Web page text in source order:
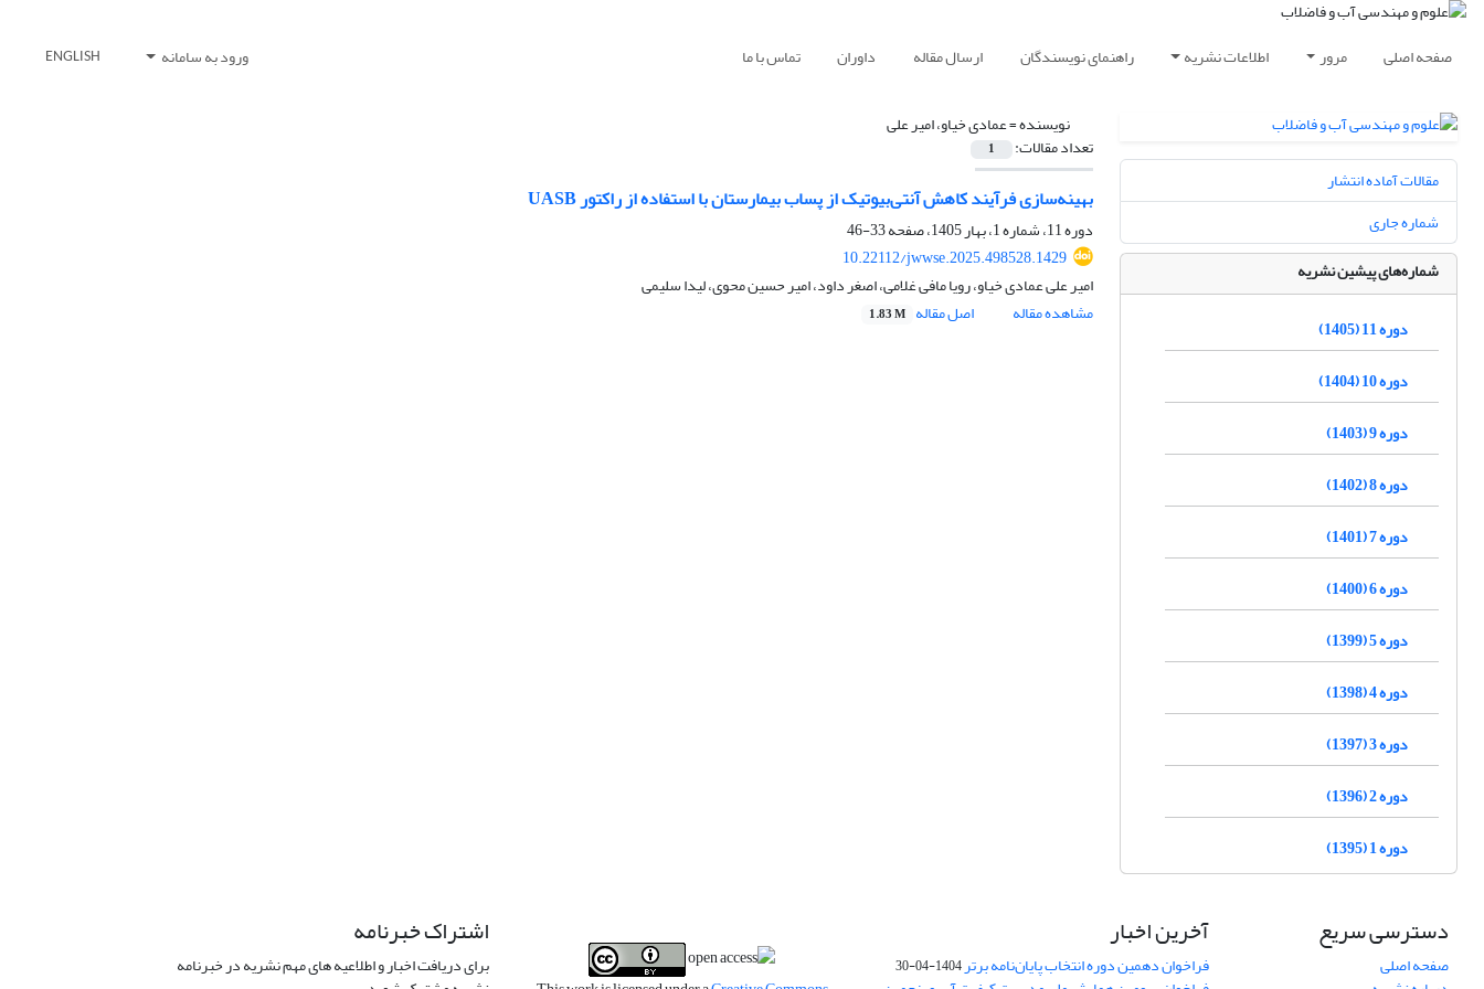
صفحه اصلی مرور اطلاعات نشریه راهنمای نویسندگان ارسال مقاله داوران تماس با ما ورود به سامانه ENGLISH
نویسنده =عمادی خیاو، امیر علی
تعداد مقالات: 1
بهینهسازی فرآیند کاهش آنتیبیوتیک­ از پساب بیمارستان با استفاده از راکتورUASB
دوره 11، شماره 1، بهار 1405، صفحه
33-46
10.22112/jwwse.2025.498528.1429
امیر علی عمادی خیاو، رویا مافی غلامی، اصغر داود، امیر حسین محوی، لیدا سلیمی
مشاهده مقاله
اصل مقاله 1.83 M
مقالات آماده انتشار
شماره جاری
شماره‌های پیشین نشریه
دوره 11 (1405)
دوره 10 (1404)
دوره 9 (1403)
دوره 8 (1402)
دوره 7 (1401)
دوره 6 (1400)
دوره 5 (1399)
دوره 4 (1398)
دوره 3 (1397)
دوره 2 (1396)
دوره 1 (1395)
دسترسی سریع
صفحه اصلی
آخرین اخبار
فراخوان دهمین دوره انتخاب پایان‌نامه برتر1404-04-30
اشتراک خبرنامه
برای دریافت اخبار و اطلاعیه های مهم نشریه در خبرنامه